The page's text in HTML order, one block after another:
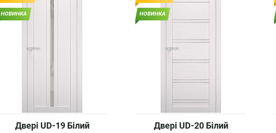
НОВИНКА
Двері UD-19 Білий
НОВИНКА
Двері UD-20 Білий